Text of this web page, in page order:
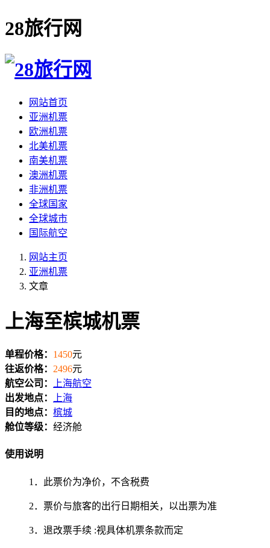
28旅行网
网站首页
亚洲机票
欧洲机票
北美机票
南美机票
澳洲机票
非洲机票
全球国家
全球城市
国际航空
网站主页
亚洲机票
文章
上海至槟城机票
单程价格： 1450元
往返价格： 2496元
航空公司：
上海航空
出发地点：
上海
目的地点： 槟城
舱位等级： 经济舱
使用说明
1．此票价为净价，不含税费
2．票价与旅客的出行日期相关，以出票为准
3．退改票手续 :视具体机票条款而定